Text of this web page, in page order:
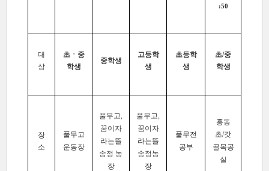
:50
대
상
초ㆍ중
학생
중학생
고등학
생
초등학
생
초/중
학생
장
소
풀무고
운동장
풀무고,
꿈이자
라는뜰
송정 농
장
풀무고,
꿈이자
라는뜰
송정농
장
풀무전
공부
홍동
초/갓
골목공
실